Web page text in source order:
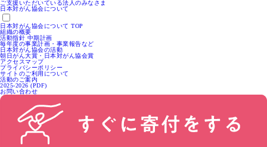
ご支援いただいている法人のみなさま
日本対がん協会について
日本対がん協会について TOP
組織の概要
活動指針 中期計画
毎年度の事業計画・事業報告など
日本対がん協会の活動
朝日がん大賞・日本対がん協会賞
アクセスマップ
プライバシーポリシー
サイトのご利用について
活動のご案内
2025-2026 (PDF)
お問い合わせ